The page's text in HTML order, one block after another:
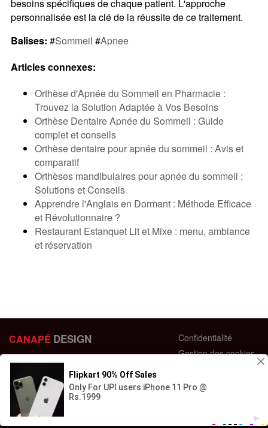
besoins spécifiques de chaque patient. L'approche
personnalisée est la clé de la réussite de ce traitement.
Balises: #Sommeil #Apnee
Articles connexes:
Orthèse d'Apnée du Sommeil en Pharmacie :
Trouvez la Solution Adaptée à Vos Besoins
Orthèse Dentaire Apnée du Sommeil : Guide
complet et conseils
Orthèse dentaire pour apnée du sommeil : Avis et
comparatif
Orthèses mandibulaires pour apnée du sommeil :
Solutions et Conseils
Apprendre l'Anglais en Dormant : Méthode Efficace
et Révolutionnaire ?
Restaurant Estanquet Lit et Mixe : menu, ambiance
et réservation
CANAPÉ DESIGN
44 bis Rue des Bardines
63370 Lempdes, France
+33 658358352
Confidentialité
Gestion des cookies
Retour et échange
Contactez-nous